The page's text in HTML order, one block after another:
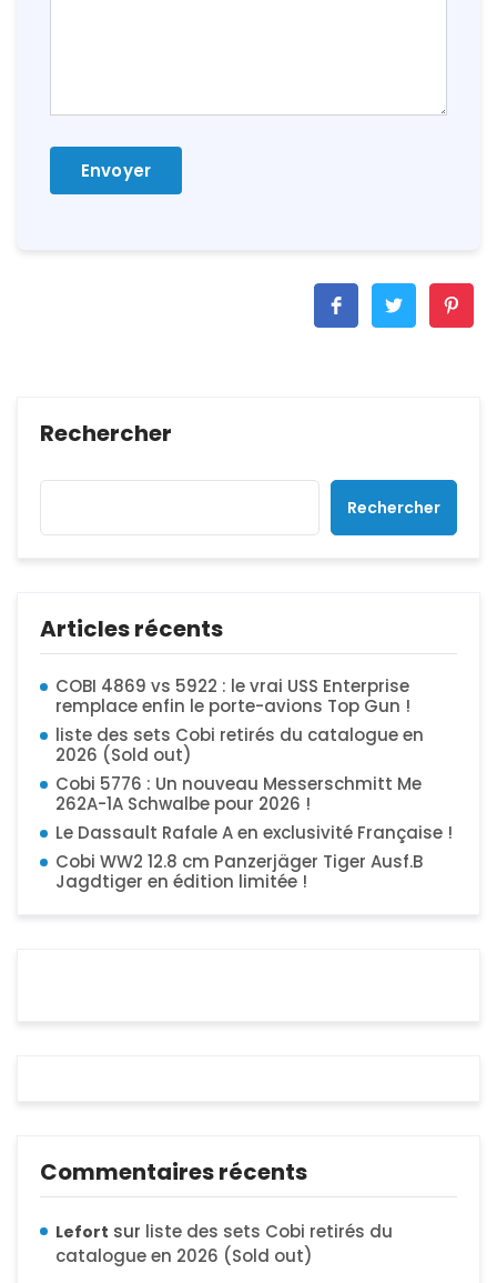
Rechercher
Rechercher
Articles récents
COBI 4869 vs 5922 : le vrai USS Enterprise
remplace enfin le porte-avions Top Gun !
liste des sets Cobi retirés du catalogue en
2026 (Sold out)
Cobi 5776 : Un nouveau Messerschmitt Me
262A-1A Schwalbe pour 2026 !
Le Dassault Rafale A en exclusivité Française !
Cobi WW2 12.8 cm Panzerjäger Tiger Ausf.B
Jagdtiger en édition limitée !
Commentaires récents
Lefort sur liste des sets Cobi retirés du
catalogue en 2026 (Sold out)